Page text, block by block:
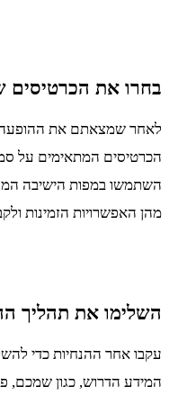
בחרו את הכרטיסים
לאחר שמצאתם את ההופעה
הכרטיסים המתאימים על
השתמשו במפות הישיבה
מהן האפשרויות הזמינות
השלימו את תהליך
עקבו אחר ההנחיות כדי
המידע הדרוש, כגון שמכם,